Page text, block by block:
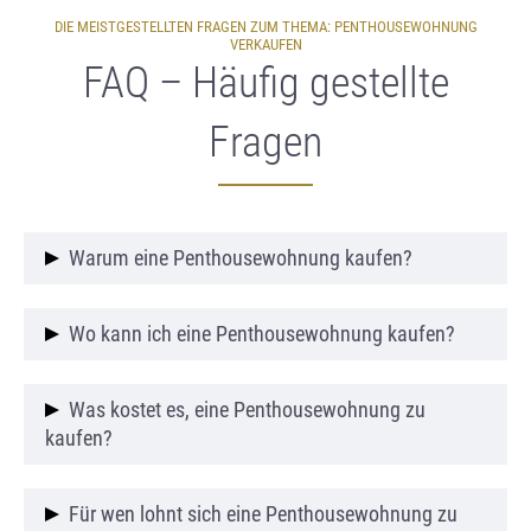
DIE MEISTGESTELLTEN FRAGEN ZUM THEMA: PENTHOUSEWOHNUNG
VERKAUFEN
FAQ – Häufig gestellte
Fragen
Warum eine Penthousewohnung kaufen?
Eine Penthousewohnung kaufen lohnt sich für
Wo kann ich eine Penthousewohnung kaufen?
Sie können eine Penthousewohnung kaufen in
zentralen Lagen großer Städte oder in beliebten
Was kostet es, eine Penthousewohnung zu
kaufen?
Wer eine Penthousewohnung kaufen möchte,
Für wen lohnt sich eine Penthousewohnung zu